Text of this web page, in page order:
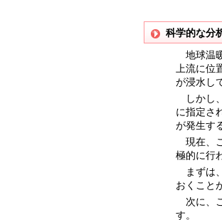
科学的な分
地球温
上流に位
が浸水し
しかし
に指定さ
が発生す
現在、
極的に行
まずは
おくこと
次に、
す。